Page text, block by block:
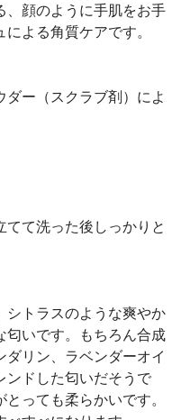
、顔のように手肌をお手
よる角質ケアです。
ダー（スクラブ剤）によ
て洗った後しっかりと
シトラスのような爽やか
匂いです。もちろん合成
リン、ラベンダーオイ
ンドした匂いだそうで
っても柔らかいです。